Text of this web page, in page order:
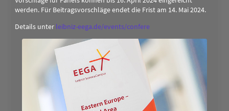
werden. Für Beitragsvorschläge endet die Frist am 14. Mai 2024.
Details unter leibniz-eega.de/events/confere